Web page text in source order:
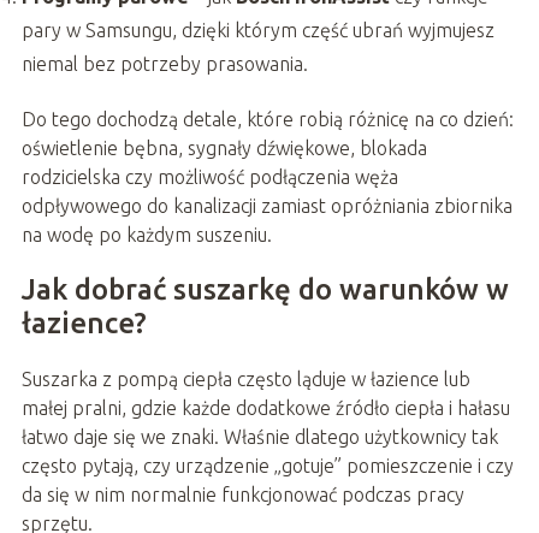
pary w Samsungu, dzięki którym część ubrań wyjmujesz
niemal bez potrzeby prasowania.
Do tego dochodzą detale, które robią różnicę na co dzień:
oświetlenie bębna, sygnały dźwiękowe, blokada
rodzicielska czy możliwość podłączenia węża
odpływowego do kanalizacji zamiast opróżniania zbiornika
na wodę po każdym suszeniu.
Jak dobrać suszarkę do warunków w
łazience?
Suszarka z pompą ciepła często ląduje w łazience lub
małej pralni, gdzie każde dodatkowe źródło ciepła i hałasu
łatwo daje się we znaki. Właśnie dlatego użytkownicy tak
często pytają, czy urządzenie „gotuje” pomieszczenie i czy
da się w nim normalnie funkcjonować podczas pracy
sprzętu.